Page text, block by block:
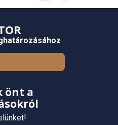
önt a